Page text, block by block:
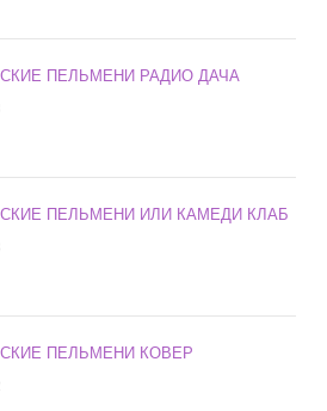
ПЕЛЬМЕНИ РАДИО ДАЧА
ПЕЛЬМЕНИ ИЛИ КАМЕДИ КЛАБ
ПЕЛЬМЕНИ КОВЕР